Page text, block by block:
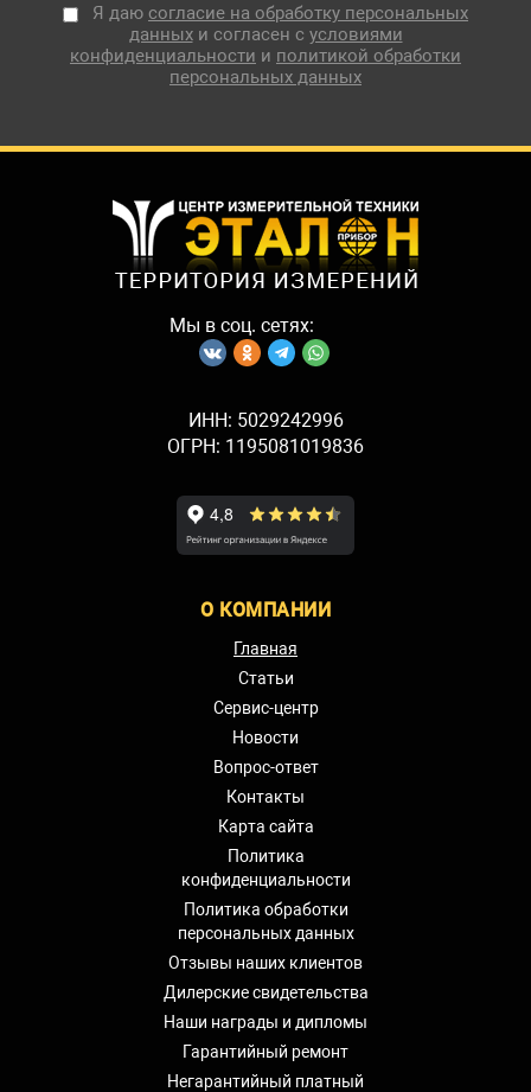
Я даю согласие на обработку персональных
данныхи согласен с условиями
конфиденциальности и политикой обработки
персональных данных
Мы в соц. сетях:
ИНН: 5029242996
ОГРН: 1195081019836
О КОМПАНИИ
Главная
Статьи
Сервис-центр
Новости
Вопрос-ответ
Контакты
Карта сайта
Политика
конфиденциальности
Политика обработки
персональных данных
Отзывы наших клиентов
Дилерские свидетельства
Наши награды и дипломы
Гарантийный ремонт
Негарантийный платный